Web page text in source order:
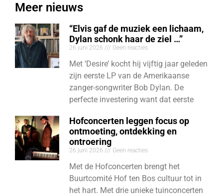
Meer nieuws
“Elvis gaf de muziek een lichaam,
Dylan schonk haar de ziel …”
26 juni 2026 Geen reacties
Met ‘Desire’ kocht hij vijftig jaar geleden
zijn eerste LP van de Amerikaanse
zanger-songwriter Bob Dylan. De
perfecte investering want dat eerste
Hofconcerten leggen focus op
ontmoeting, ontdekking en
ontroering
26 juni 2026 Geen reacties
Met de Hofconcerten brengt het
Buurtcomité Hof ten Bos cultuur tot in
het hart. Met drie unieke tuinconcerten